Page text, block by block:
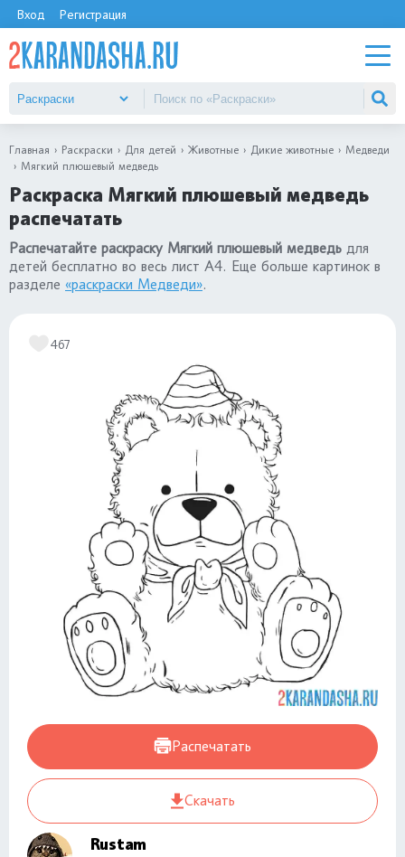
Вход Регистрация
Главная Раскраски Для детей Животные Дикие животные
Медведи
Мягкий плюшевый медведь
Раскраска Мягкий плюшевый медведь
распечатать
Распечатайте раскраску Мягкий плюшевый медведь для
детей бесплатно во весь лист А4. Еще больше картинок в
разделе «раскраски Медведи».
467
Распечатать
Скачать
Rustam